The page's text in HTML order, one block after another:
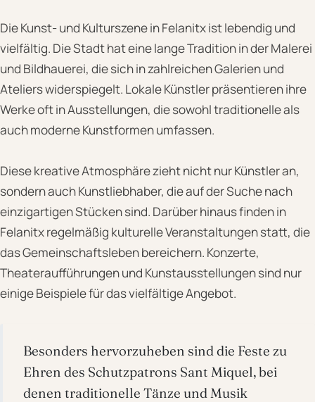
Die Kunst- und Kulturszene in Felanitx ist lebendig und
vielfältig. Die Stadt hat eine lange Tradition in der Malerei
und Bildhauerei, die sich in zahlreichen Galerien und
Ateliers widerspiegelt. Lokale Künstler präsentieren ihre
Werke oft in Ausstellungen, die sowohl traditionelle als
auch moderne Kunstformen umfassen.
Diese kreative Atmosphäre zieht nicht nur Künstler an,
sondern auch Kunstliebhaber, die auf der Suche nach
einzigartigen Stücken sind. Darüber hinaus finden in
Felanitx regelmäßig kulturelle Veranstaltungen statt, die
das Gemeinschaftsleben bereichern. Konzerte,
Theateraufführungen und Kunstausstellungen sind nur
einige Beispiele für das vielfältige Angebot.
Besonders hervorzuheben sind die Feste zu
Ehren des Schutzpatrons Sant Miquel, bei
denen traditionelle Tänze und Musik